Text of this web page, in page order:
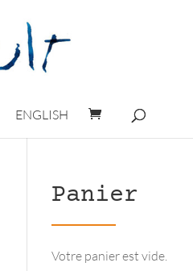
ENGLISH
Panier
Votre panier est vide.